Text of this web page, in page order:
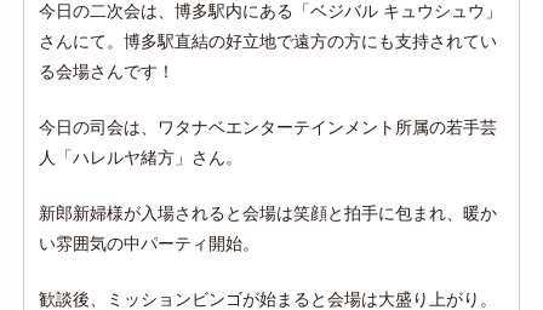
今日の二次会は、博多駅内にある「ベジバル キュウシュウ」
さんにて。博多駅直結の好立地で遠方の方にも支持されてい
る会場さんです！
今日の司会は、ワタナベエンターテインメント所属の若手芸
人「ハレルヤ緒方」さん。
新郎新婦様が入場されると会場は笑顔と拍手に包まれ、暖か
い雰囲気の中パーティ開始。
歓談後、ミッションビンゴが始まると会場は大盛り上がり。